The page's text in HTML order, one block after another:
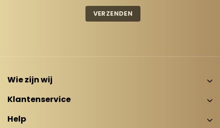
Wie zijn wij
Klantenservice
Help